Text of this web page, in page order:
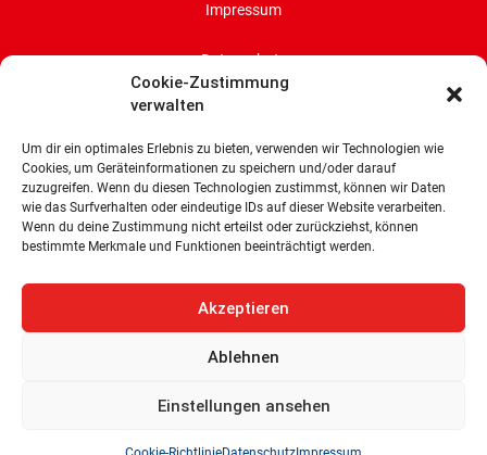
Cookie-Zustimmung
verwalten
Um dir ein optimales Erlebnis zu bieten, verwenden wir Technologien wie
Cookies, um Geräteinformationen zu speichern und/oder darauf
zuzugreifen. Wenn du diesen Technologien zustimmst, können wir Daten
wie das Surfverhalten oder eindeutige IDs auf dieser Website verarbeiten.
Wenn du deine Zustimmung nicht erteilst oder zurückziehst, können
bestimmte Merkmale und Funktionen beeinträchtigt werden.
Akzeptieren
Ablehnen
Einstellungen ansehen
Impressum
Datenschutz
Cookie-Richtlinie (EU)
SPD-Bürgerschaftsfraktion
Land Bremen
Wachtstraße 27/29
28195 Bremen
E-Mail: info@spd-fraktion-bremen.de